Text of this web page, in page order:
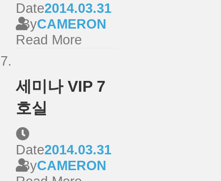
Date2014.03.31
ByCAMERON
Read More
세미나 VIP 7
호실
Date2014.03.31
ByCAMERON